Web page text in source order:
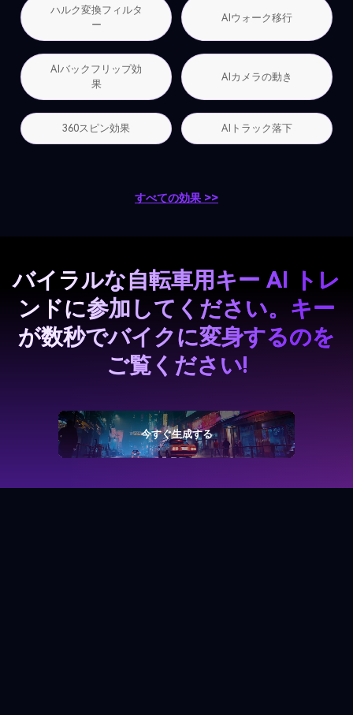
ハルク変換フィルタ
ー
AIウォーク移行
AIバックフリップ効
果
AIカメラの動き
360スピン効果 AIトラック落下
すべての効果 >>
バイラルな自転車用キー AI トレ
ンドに参加してください。 キー
が数秒でバイクに変身するのを
ご覧ください!
今すぐ生成する